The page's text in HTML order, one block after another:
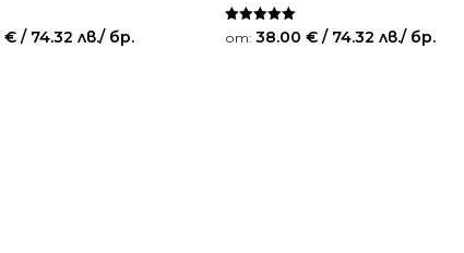
€ / 74.32 лв./ бр.
Оценено на
5.00
от: 38.00 € / 74.32 лв./ бр.